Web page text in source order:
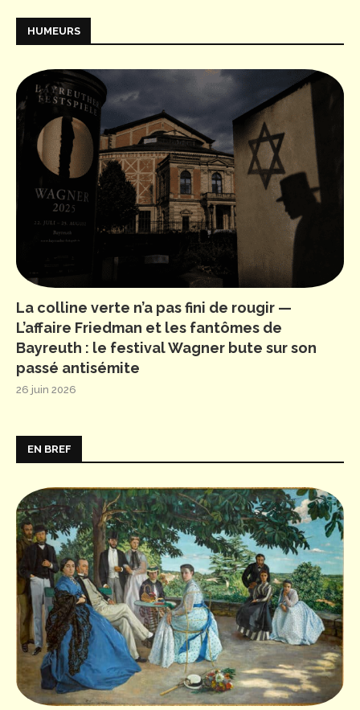
HUMEURS
La colline verte n’a pas fini de rougir —
L’affaire Friedman et les fantômes de
Bayreuth : le festival Wagner bute sur son
passé antisémite
26 juin 2026
EN BREF